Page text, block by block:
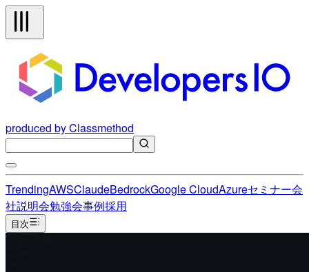
produced by Classmethod
TrendingAWSClaudeBedrockGoogle CloudAzureセミナー会
社説明会勉強会事例採用
目次